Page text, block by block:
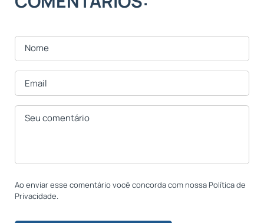
Ao enviar esse comentário você concorda com nossa Política de
Privacidade.